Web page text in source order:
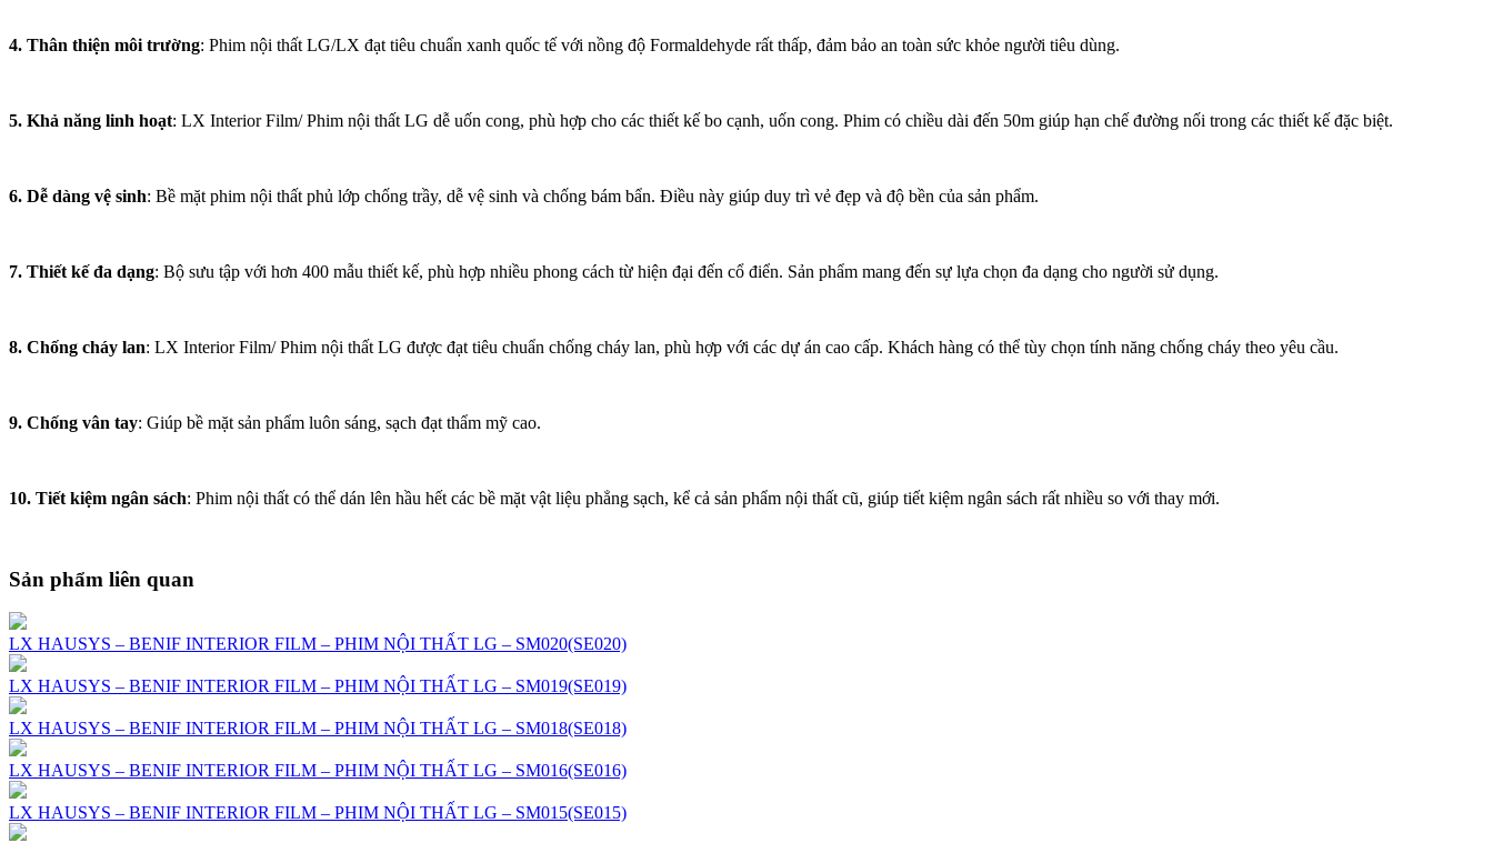
4. Thân thiện môi trường: Phim nội thất LG/LX đạt tiêu chuẩn xanh quốc tế với nồng độ Formaldehyde rất thấp, đảm bảo an toàn sức khỏe người tiêu dùng.
5. Khả năng linh hoạt: LX Interior Film/ Phim nội thất LG dễ uốn cong, phù hợp cho các thiết kế bo cạnh, uốn cong. Phim có chiều dài đến 50m giúp hạn chế đường nối trong các thiết kế đặc biệt.
6. Dễ dàng vệ sinh: Bề mặt phim nội thất phủ lớp chống trầy, dễ vệ sinh và chống bám bẩn. Điều này giúp duy trì vẻ đẹp và độ bền của sản phẩm.
7. Thiết kế đa dạng: Bộ sưu tập với hơn 400 mẫu thiết kế, phù hợp nhiều phong cách từ hiện đại đến cổ điển. Sản phẩm mang đến sự lựa chọn đa dạng cho người sử dụng.
8. Chống cháy lan: LX Interior Film/ Phim nội thất LG được đạt tiêu chuẩn chống cháy lan, phù hợp với các dự án cao cấp. Khách hàng có thể tùy chọn tính năng chống cháy theo yêu cầu.
9. Chống vân tay: Giúp bề mặt sản phẩm luôn sáng, sạch đạt thẩm mỹ cao.
10. Tiết kiệm ngân sách: Phim nội thất có thể dán lên hầu hết các bề mặt vật liệu phẳng sạch, kể cả sản phẩm nội thất cũ, giúp tiết kiệm ngân sách rất nhiều so với thay mới.
Sản phẩm liên quan
LX HAUSYS – BENIF INTERIOR FILM – PHIM NỘI THẤT LG – SM020(SE020)
LX HAUSYS – BENIF INTERIOR FILM – PHIM NỘI THẤT LG – SM019(SE019)
LX HAUSYS – BENIF INTERIOR FILM – PHIM NỘI THẤT LG – SM018(SE018)
LX HAUSYS – BENIF INTERIOR FILM – PHIM NỘI THẤT LG – SM016(SE016)
LX HAUSYS – BENIF INTERIOR FILM – PHIM NỘI THẤT LG – SM015(SE015)